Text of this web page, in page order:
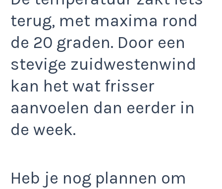
terug, met maxima rond
de 20 graden. Door een
stevige zuidwestenwind
kan het wat frisser
aanvoelen dan eerder in
de week.
Heb je nog plannen om